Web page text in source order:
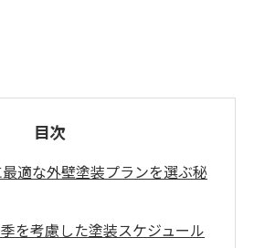
目次
適な外壁塗装プランを選ぶ秘
を考慮した塗装スケジュール